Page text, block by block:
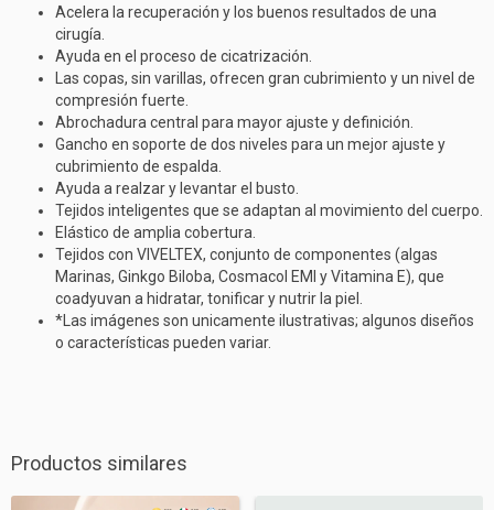
Acelera la recuperación y los buenos resultados de una
cirugía.
Ayuda en el proceso de cicatrización.
Las copas, sin varillas, ofrecen gran cubrimiento y un nivel de
compresión fuerte.
Abrochadura central para mayor ajuste y definición.
Gancho en soporte de dos niveles para un mejor ajuste y
cubrimiento de espalda.
Ayuda a realzar y levantar el busto.
Tejidos inteligentes que se adaptan al movimiento del cuerpo.
Elástico de amplia cobertura.
Tejidos con VIVELTEX, conjunto de componentes (algas
Marinas, Ginkgo Biloba, Cosmacol EMI y Vitamina E), que
coadyuvan a hidratar, tonificar y nutrir la piel.
*Las imágenes son unicamente ilustrativas; algunos diseños
o características pueden variar.
Productos similares